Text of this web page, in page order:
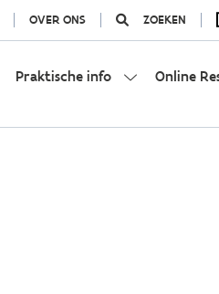
OVER ONS ZOEKEN
Praktische info Online